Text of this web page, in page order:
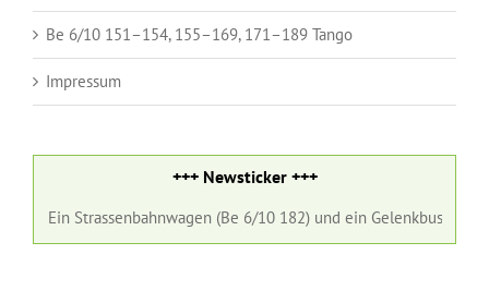
Be 6/10 151–154, 155–169, 171–189 Tango
Impressum
+++ Newsticker +++
(Be 6/10 182) und ein Gelenkbus (Nr. 98) der